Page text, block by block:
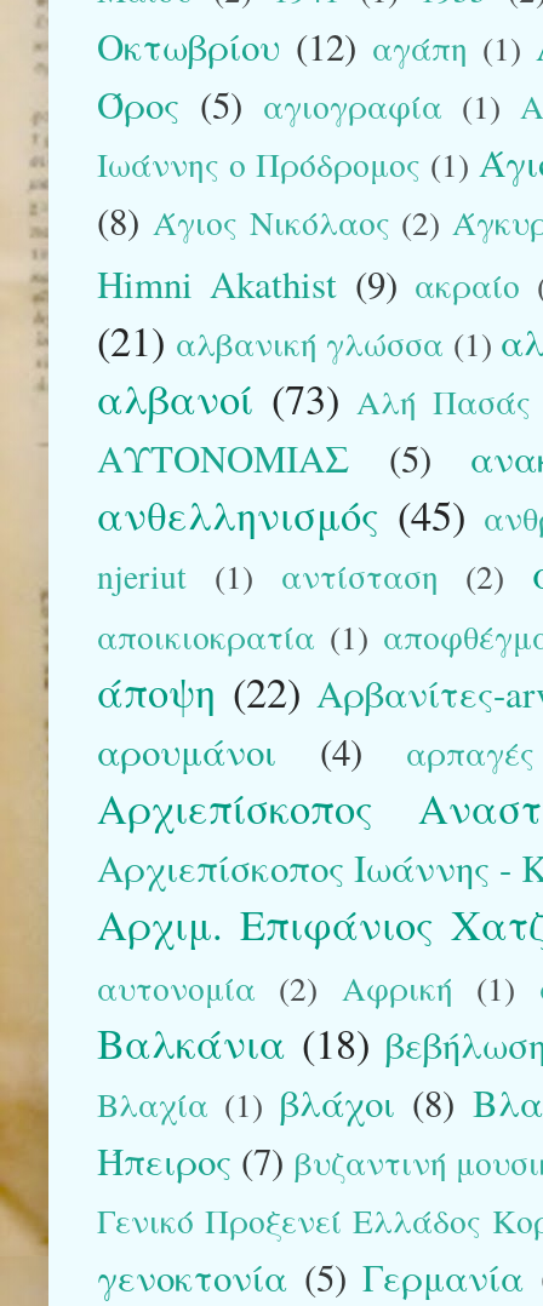
Οκτωβρίου (12) αγάπη (1)
Όρος (5) αγιογραφία (1)
Ιωάννης ο Πρόδρομος (1)
(8) Άγιος Νικόλαος (2)
Himni Akathist (9) ακραίο
(21) αλβανική γλώσσα (1)
αλβανοί (73) Αλή Πασάς
ΑΥΤΟΝΟΜΙΑΣ (5)
ανθελληνισμός (45)
njeriut
(1) αντίσταση (2)
αποικιοκρατία (1)
άποψη (22) Αρβανίτες-
αρουμάνοι
(4) αρπαγές
Αρχιεπίσκοπος
Αρχιεπίσκοπος Ιωάννης -
Αρχιμ. Επιφάνιος
αυτονομία (2) Αφρική (1)
Βαλκάνια (18)
Βλαχία (1) βλάχοι (8)
Ήπειρος (7) βυζαντινή
Γενικό Προξενεί Ελλάδος
γενοκτονία (5) Γερμανία